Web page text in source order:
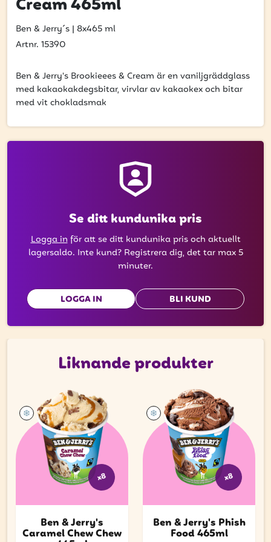
nyheter och erbjudanden.
PRENUMERERA
Cream 465ml
Ben & Jerry´s | 8x465 ml
Artnr. 15390
Ben & Jerry's Brookieees & Cream är en vaniljgräddglass
med kakaokakdegsbitar, virvlar av kakaokex och bitar
med vit chokladsmak
Se ditt kundunika pris
Logga inför att se ditt kundunika pris och aktuellt
lagersaldo. Inte kund? Registrera dig, det tar max 5
minuter.
LOGGA IN BLI KUND
Liknande produkter
x8
Ben & Jerry's
Caramel Chew Chew
x8
Ben & Jerry's Phish
Food 465ml